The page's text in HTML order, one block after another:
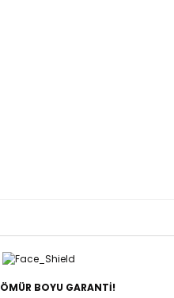
ÖMÜR BOYU GARANTİ!